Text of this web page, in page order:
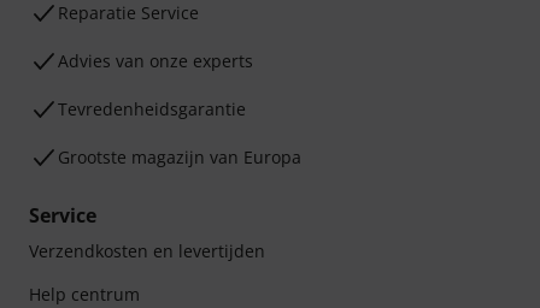
Reparatie Service
Advies van onze experts
Tevredenheidsgarantie
Grootste magazijn van Europa
Service
Verzendkosten en levertijden
Help centrum